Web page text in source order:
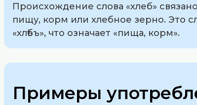
Происхождение слова «хлеб»
пищу, корм или хлебное зерно. Это
«хлѣбъ», что означает «пища, корм».
Примеры